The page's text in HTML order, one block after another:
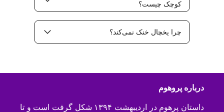
کوچک چیست؟
چرا یخچال خنک نمی‌کند؟
درباره پروهوم
داستان پرهوم در اردیبهشت ۱۳۹۴ شکل گرفت است و تا